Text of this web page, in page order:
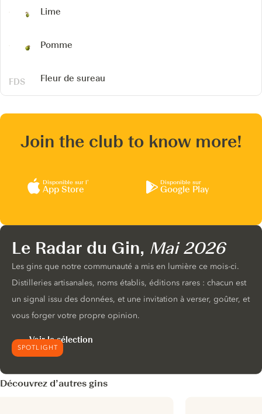
Lime
Pomme
Fleur de sureau
Join the club to know more!
Disponible sur l’
App Store
Disponible sur
Google Play
SPOTLIGHT
Le Radar du Gin, Mai 2026
Les gins que notre communauté a mis en lumière ce mois-ci.
Distilleries artisanales, noms établis, éditions rares : chacun est
un signal issu des données, et une invitation à verser, goûter, et
vous forger votre propre opinion.
Voir la sélection
Découvrez d’autres gins